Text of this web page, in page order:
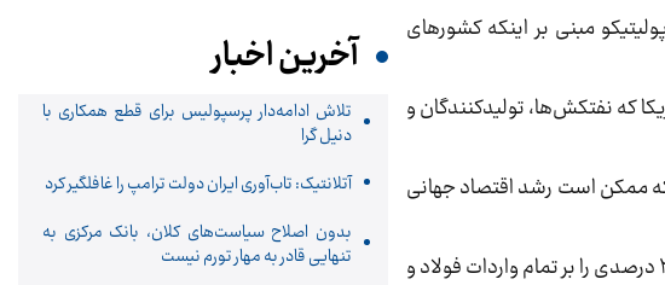
مبنی بر اینکه کشورهای
که نفتکش‌ها، تولیدکنندگان و
ممکن است رشد اقتصاد جهانی
دونالد ترامپ، رئیس‌جمهور آمریکا، روز یکشنبه اعلام کرد علاوه بر تعرفه‌های فعلی فلزات، تعرفه‌های جدید ۲۵ درصدی را بر تمام واردات فولاد و
آخرین اخبار
تلاش ادامه‌دار پرسپولیس برای قطع همکاری با
دنیل گرا
آتلانتیک: تاب‌آوری ایران دولت ترامپ را غافلگیر کرد
بدون اصلاح سیاست‌های کلان، بانک مرکزی به
تنهایی قادر به مهار تورم نیست